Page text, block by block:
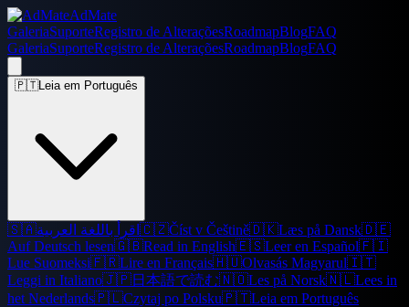
AdMate
GaleriaSuporteRegistro de AlteraçõesRoadmapBlogFAQ
GaleriaSuporteRegistro de AlteraçõesRoadmapBlogFAQ
🇵🇹Leia em Português
🇸🇦اقرأ باللغة العربية 🇨🇿Číst v Češtině🇩🇰Læs på Dansk🇩🇪
Auf Deutsch lesen🇬🇧Read in English🇪🇸Leer en Español🇫🇮
Lue Suomeksi🇫🇷Lire en Français🇭🇺Olvasás Magyarul🇮🇹
Leggi in Italiano🇯🇵日本語で読む🇳🇴Les på Norsk🇳🇱Lees in
het Nederlands🇵🇱Czytaj po Polsku🇵🇹Leia em Português